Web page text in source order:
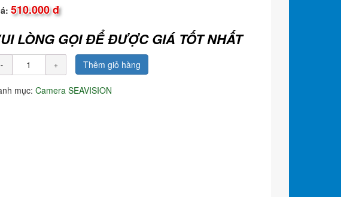
510.000 đ
LÒNG GỌI ĐỂ ĐƯỢC GIÁ TỐT NHẤT
Thêm giỏ hàng
mục: Camera SEAVISION